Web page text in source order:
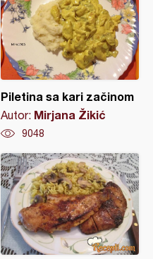
Piletina sa kari začinom
Autor: Mirjana Žikić
9048